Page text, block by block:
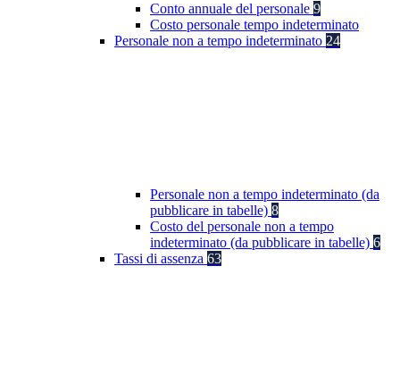
Conto annuale del personale 9
Costo personale tempo indeterminato
Personale non a tempo indeterminato 24
Personale non a tempo indeterminato (da
pubblicare in tabelle) 8
Costo del personale non a tempo
indeterminato (da pubblicare in tabelle) 6
Tassi di assenza 63